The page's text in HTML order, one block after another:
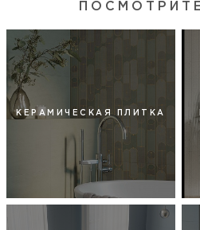
КЕРАМИЧЕСКАЯ ПЛИТКА